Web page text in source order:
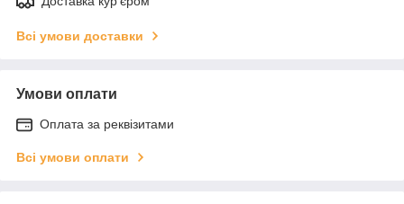
Всі умови доставки
Умови оплати
Оплата за реквізитами
Всі умови оплати